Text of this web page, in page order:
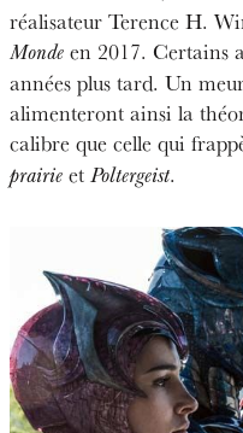
réalisateur Terence H.
Monde en 2017. Certains
années plus tard. Un
alimenteront ainsi la
calibre que celle qui
prairie et Poltergeist.